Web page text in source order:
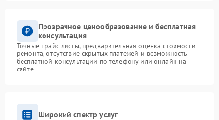
Прозрачное ценообразование и бесплатная
консультация
Точные прайс-листы, предварительная оценка стоимости
ремонта, отсутствие скрытых платежей и возможность
бесплатной консультации по телефону или онлайн на
сайте
Широкий спектр услуг